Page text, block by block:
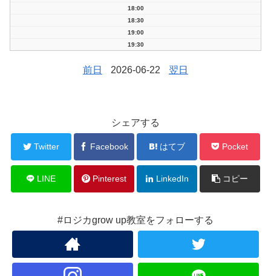
18:00
18:30
19:00
19:30
前日 2026-06-22 翌日
シェアする
Twitter Facebook はてブ Pocket
LINE Pinterest LinkedIn コピー
#ロジカgrow up教室をフォローする